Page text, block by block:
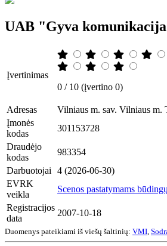
UAB "Gyva
Įvertinimas
0 / 10 (įvertino 0)
Adresas
Vilniaus m. sav. Vilniaus m.
Įmonės
kodas
301153728
Draudėjo
kodas
983354
Darbuotojai
4 (2026-06-30)
EVRK
veikla
Scenos pastatymams
Registracijos
data
2007-10-18
Duomenys pateikiami iš viešų šaltinių: VMI